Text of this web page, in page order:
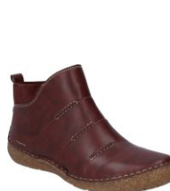
schoenenPopulaire
damesschoenen Josef Zwart